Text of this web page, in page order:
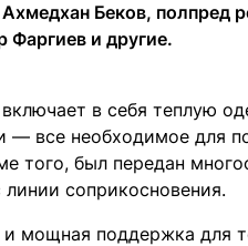
Беков, полпред
Фаргиев и другие.
в себя теплую
— все необходимое для
того, был передан
соприкосновения.
мощная поддержка для